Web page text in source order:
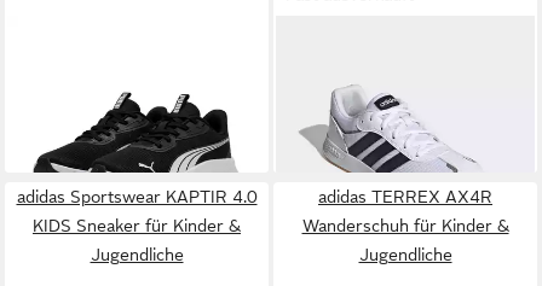
Jugendliche, atmungsaktives
Obermaterial aus Textil
+4
Sneaker für Kinder &
Jugendliche
39,99 € UVP45,00 €
-11%
adidas Sportswear KAPTIR 4.0
KIDS Sneaker für Kinder &
Jugendliche
adidas TERREX AX4R
Wanderschuh für Kinder &
Jugendliche